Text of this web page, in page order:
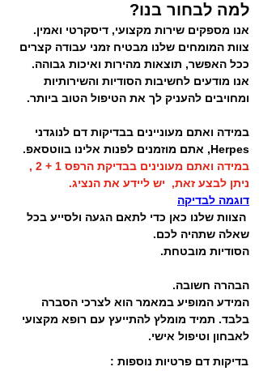
למה לבחור בנו?
אנו מספקים שירות מקצועי, דיסקרטי ואמין.
צוות המומחים שלנו מבטיח זמני עבודה קצרים
ככל האפשר, תוצאות מהירות ואיכות גבוהה.
אנו מודעים לחשיבות הסודיות והשירותיות
ומחויבים להעניק לך את הטיפול הטוב ביותר.
במידה ואתם מעוניינים בבדיקות דם לנוגדני
Herpes, אתם מוזמנים לפנות אלינו בווטסאפ.
במידה ואתם מעונינים בבדיקת הרפס 1 + 2 ,
ניתן לבצע זאת,  יש ליידע את הנציג.
דוגמה לבדיקה
הצוות שלנו כאן כדי לתאם הגעה ולסייע בכל
שאלה שתהיה לכם.
הסודיות מובטחת.
הבהרה חשובה.
המידע המופיע במאמר הוא לצרכי הסברה
בלבד. תמיד מומלץ להתייעץ עם רופא מקצועי
לאבחון וטיפול אישי.
בדיקות דם פרטיות נוספות :